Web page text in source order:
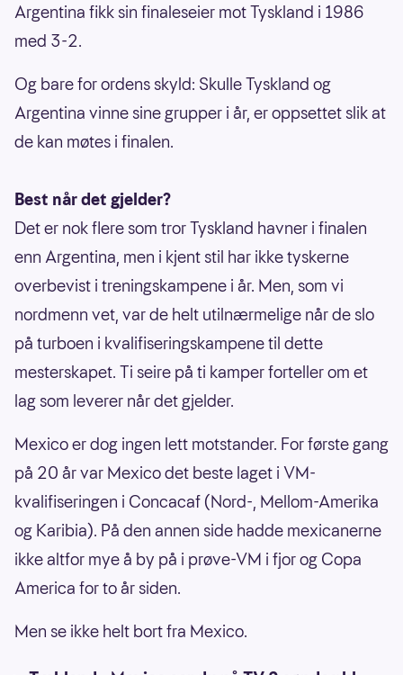
Argentina fikk sin finaleseier mot Tyskland i 1986
med 3-2.
Og bare for ordens skyld: Skulle Tyskland og
Argentina vinne sine grupper i år, er oppsettet slik at
de kan møtes i finalen.
Best når det gjelder?
Det er nok flere som tror Tyskland havner i finalen
enn Argentina, men i kjent stil har ikke tyskerne
overbevist i treningskampene i år. Men, som vi
nordmenn vet, var de helt utilnærmelige når de slo
på turboen i kvalifiseringskampene til dette
mesterskapet. Ti seire på ti kamper forteller om et
lag som leverer når det gjelder.
Mexico er dog ingen lett motstander. For første gang
på 20 år var Mexico det beste laget i VM-
kvalifiseringen i Concacaf (Nord-, Mellom-Amerika
og Karibia). På den annen side hadde mexicanerne
ikke altfor mye å by på i prøve-VM i fjor og Copa
America for to år siden.
Men se ikke helt bort fra Mexico.